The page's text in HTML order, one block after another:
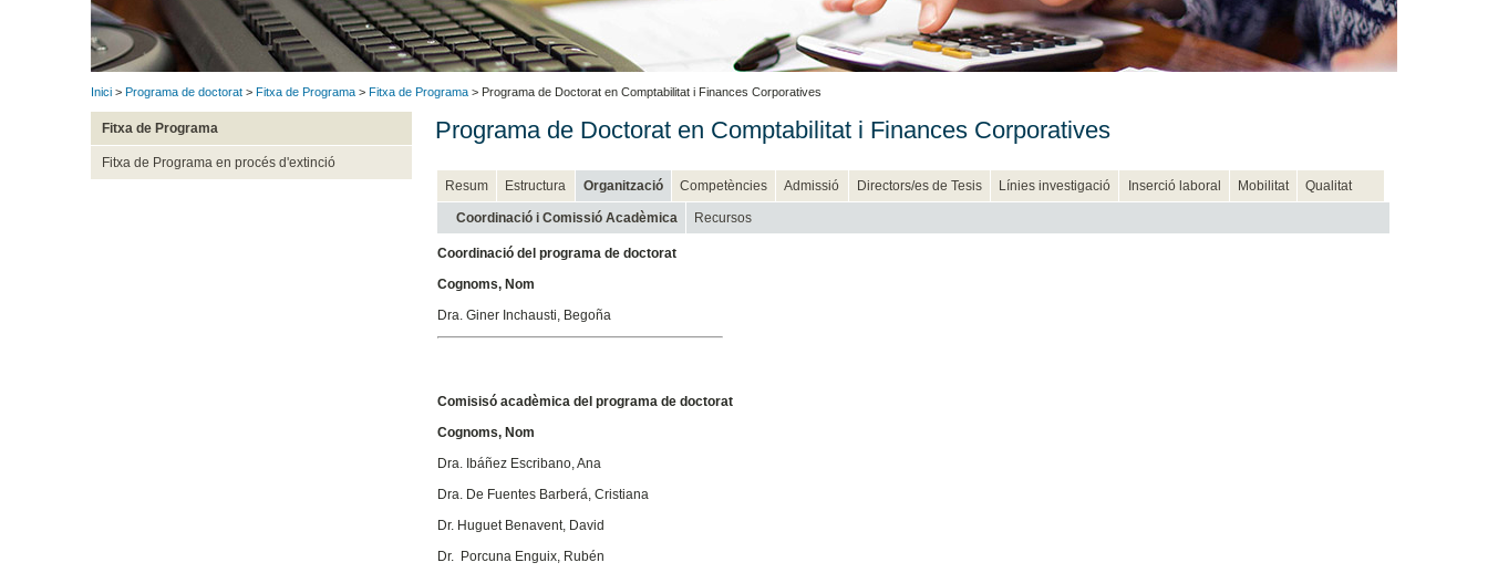
Inici > Programa de doctorat > Fitxa de Programa > Fitxa de Programa > Programa de Doctorat en Comptabilitat i Finances Corporatives
Fitxa de Programa
Fitxa de Programa en procés d'extinció
Programa de Doctorat en Comptabilitat i Finances Corporatives
Resum Estructura Organització Competències Admissió Directors/es de Tesis Línies investigació Inserció laboral Mobilitat Qualitat
Coordinació i Comissió Acadèmica Recursos
Coordinació del programa de doctorat
Cognoms, Nom
Dra. Giner Inchausti, Begoña
Comisisó acadèmica del programa de doctorat
Cognoms, Nom
Dra. Ibáñez Escribano, Ana
Dra. De Fuentes Barberá, Cristiana
Dr. Huguet Benavent, David
Dr. Porcuna Enguix, Rubén